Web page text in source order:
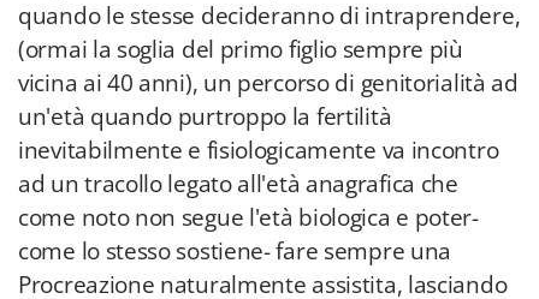
quando le stesse decideranno di intraprendere,
(ormai la soglia del primo figlio sempre più
vicina ai 40 anni), un percorso di genitorialità ad
un'età quando purtroppo la fertilità
inevitabilmente e fisiologicamente va incontro
ad un tracollo legato all'età anagrafica che
come noto non segue l'età biologica e poter-
come lo stesso sostiene- fare sempre una
Procreazione naturalmente assistita, lasciando